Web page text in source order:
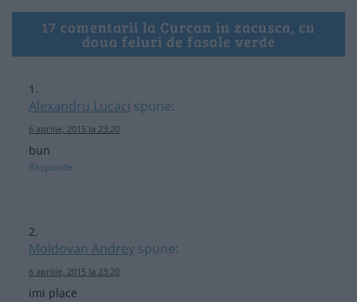
17 comentarii la Curcan in zacusca, cu
doua feluri de fasole verde
Alexandru Lucaci spune:
6 aprilie, 2015 la 23:20
bun
Răspunde
Moldovan Andrey spune:
6 aprilie, 2015 la 23:20
imi place